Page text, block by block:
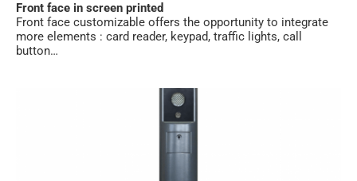
Front face in screen printed
Front face customizable offers the opportunity to integrate
more elements : card reader, keypad, traffic lights, call
button…